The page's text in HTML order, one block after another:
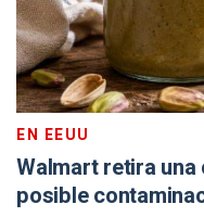
EN EEUU
Walmart retira
posible